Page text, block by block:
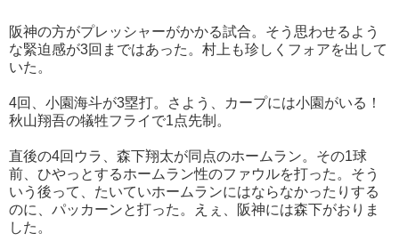
阪神の方がプレッシャーがかかる試合。そう思わせるよう
な緊迫感が3回まではあった。村上も珍しくフォアを出して
いた。
4回、小園海斗が3塁打。さよう、カープには小園がいる！
秋山翔吾の犠牲フライで1点先制。
直後の4回ウラ、森下翔太が同点のホームラン。その1球
前、ひやっとするホームラン性のファウルを打った。そう
いう後って、たいていホームランにはならなかったりする
のに、パッカーンと打った。えぇ、阪神には森下がおりま
した。